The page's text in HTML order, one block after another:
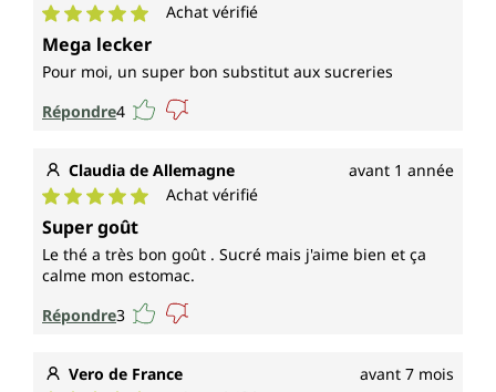
Note moyenne de 5 sur 5 étoiles
Achat vérifié
Mega lecker
Pour moi, un super bon substitut aux sucreries
Répondre4
Claudia de Allemagne avant 1 année
Note moyenne de 5 sur 5 étoiles
Achat vérifié
Super goût
Le thé a très bon goût . Sucré mais j'aime bien et ça
calme mon estomac.
Répondre3
Vero de France avant 7 mois